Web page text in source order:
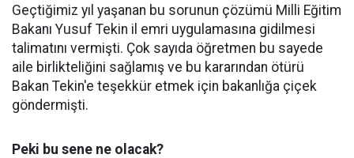
Geçtiğimiz yıl yaşanan bu sorunun çözümü Milli Eğitim
Bakanı Yusuf Tekin il emri uygulamasına gidilmesi
talimatını vermişti. Çok sayıda öğretmen bu sayede
aile birlikteliğini sağlamış ve bu kararından ötürü
Bakan Tekin'e teşekkür etmek için bakanlığa çiçek
göndermişti.
Peki bu sene ne olacak?